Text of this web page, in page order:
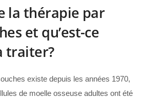
la thérapie par
et qu’est-ce
traiter?
existe depuis les années 1970,
de moelle osseuse adultes ont été